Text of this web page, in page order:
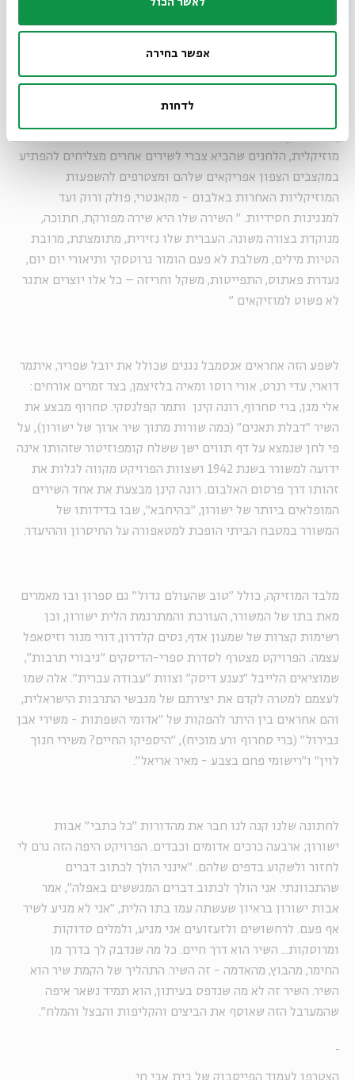
אפשר בחירה
לדחות
שי צברי, שעושה קולות ליווי גדולים ומהפנטים בהופעות
ובאלבומים של ברי סחרוף. צברי - לכאורה הדבר הרחוק ביותר
מהשירה "האשכנזית" של ישורון – התחבר אל המשורר מתוך
מוזיקלית, הלחנים שהביא צברי לשירים אחרים מצליחים להפתיע
במקצבים הצפון אפריקאים שלהם ומצטרפים להשפעות
המוזיקליות האחרות באלבום - מקאנטרי, פולק ורוק ועד
למנגינות חסידיות. " השירה שלו היא שירה מפורקת, חתוכה,
מנוקדת בצורה משונה. העברית שלו נזירית, מתומצתת, מרובת
הטיות מילים, משלבת לא פעם הומור גרוטסקי ותיאורי יום יום,
נעדרת פאתוס, התפייטות, משקל וחריזה – כל אלו יוצרים אתגר
לא פשוט למוזיקאים "
לשפע הזה אחראים אנסמבל נגנים שכולל את יובל שפריר, איתמר
דוארי, עדי רנרט, אורי רוסו ומאיה בלזיצמן, בצד זמרים אורחים:
אלי מגן, ברי סחרוף, רונה קינן ותמר קפלנסקי. סחרוף מבצע את
השיר "דבלת תאנים" (כמה שורות מתוך שיר ארוך של ישורון), על
פי לחן שנמצא על דף תווים ישן ששלח קומפוזיטור שזהותו אינה
ידועה למשורר בשנת 1942 ושצוות הפרויקט מקווה לגלות את
זהותו דרך פרסום האלבום. רונה קינן מבצעת את אחד השירים
המופלאים ביותר של ישורון, "בהיחבא", שבו בדידותו של
המשורר במטבח הביתי הופכת למטאפורה על החיסרון וההיעדר.
מלבד המוזיקה, כולל "טוב שהעולם גדול" גם ספרון ובו מאמרים
מאת בתו של המשורר, העורכת והמתרגמת הלית ישורון, וכן
רשימות קצרות של שמעון אדף, נסים קלדרון, דורי מנור וזיסאפל
עצמה. הפרויקט מצטרף לסדרת ספרי-הדיסקים "גיבורי תרבות",
שמוציאים הלייבל "נענע דיסק" וצוות "עבודה עברית". אלה שמו
לעצמם למטרה לקדם את יצירתם של מגבשי התרבות הישראלית,
והם אחראים בין היתר להפקות של "אדומי השפתות - משירי אבן
גבירול" (ברי סחרוף ורע מוכיח), "היספיקו החיים? משירי חנוך
לוין" ו"רישומי פחם בצבע - מאיר אריאל".
לחתונה שלנו קנה לנו חבר את מהדורות "כל כתבי" אבות
ישורון; ארבעה כרכים אדומים וכבדים. הפרויקט היפה הזה גרם לי
לחזור ולשקוע בדפים שלהם. "אינני הולך לכתוב דברים
שהתכוונתי. אני הולך לכתוב דברים המגששים באפלה", אמר
אבות ישורון בראיון שעשתה עמו בתו הלית, "אני לא מגיע לשיר
אף פעם. לרחשושים ולזעזועים אני מגיע, ולמלים סדוקות
ומרוסקות... השיר הוא דרך חיים. כל מה שנדבק לך בדרך מן
החימר, מהבוץ, מהאדמה - זה השיר. התהליך של הקמת שיר הוא
השיר. השיר זה לא מה שנדפס בעיתון, הוא תמיד נשאר איפה
שהמערבל הזה שאוסף את הביצים והקליפות והבצל והמלח".
הצטרפו לעמוד הפייסבוק של בית אבי חי